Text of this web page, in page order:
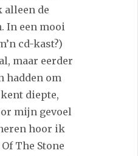
de
In een mooi
cd-kast?)
maar eerder
hadden om
diepte,
mijn gevoel
hoor ik
The Stone